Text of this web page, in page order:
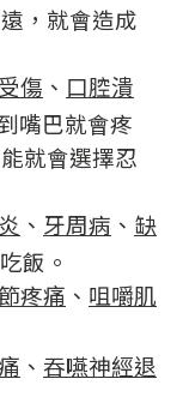
，就會造成
傷 、 口腔潰
嘴巴就會疼
就會選擇忍
、 牙周病 、 缺
飯。
疼痛 、 咀嚼肌
、 吞嚥神經退